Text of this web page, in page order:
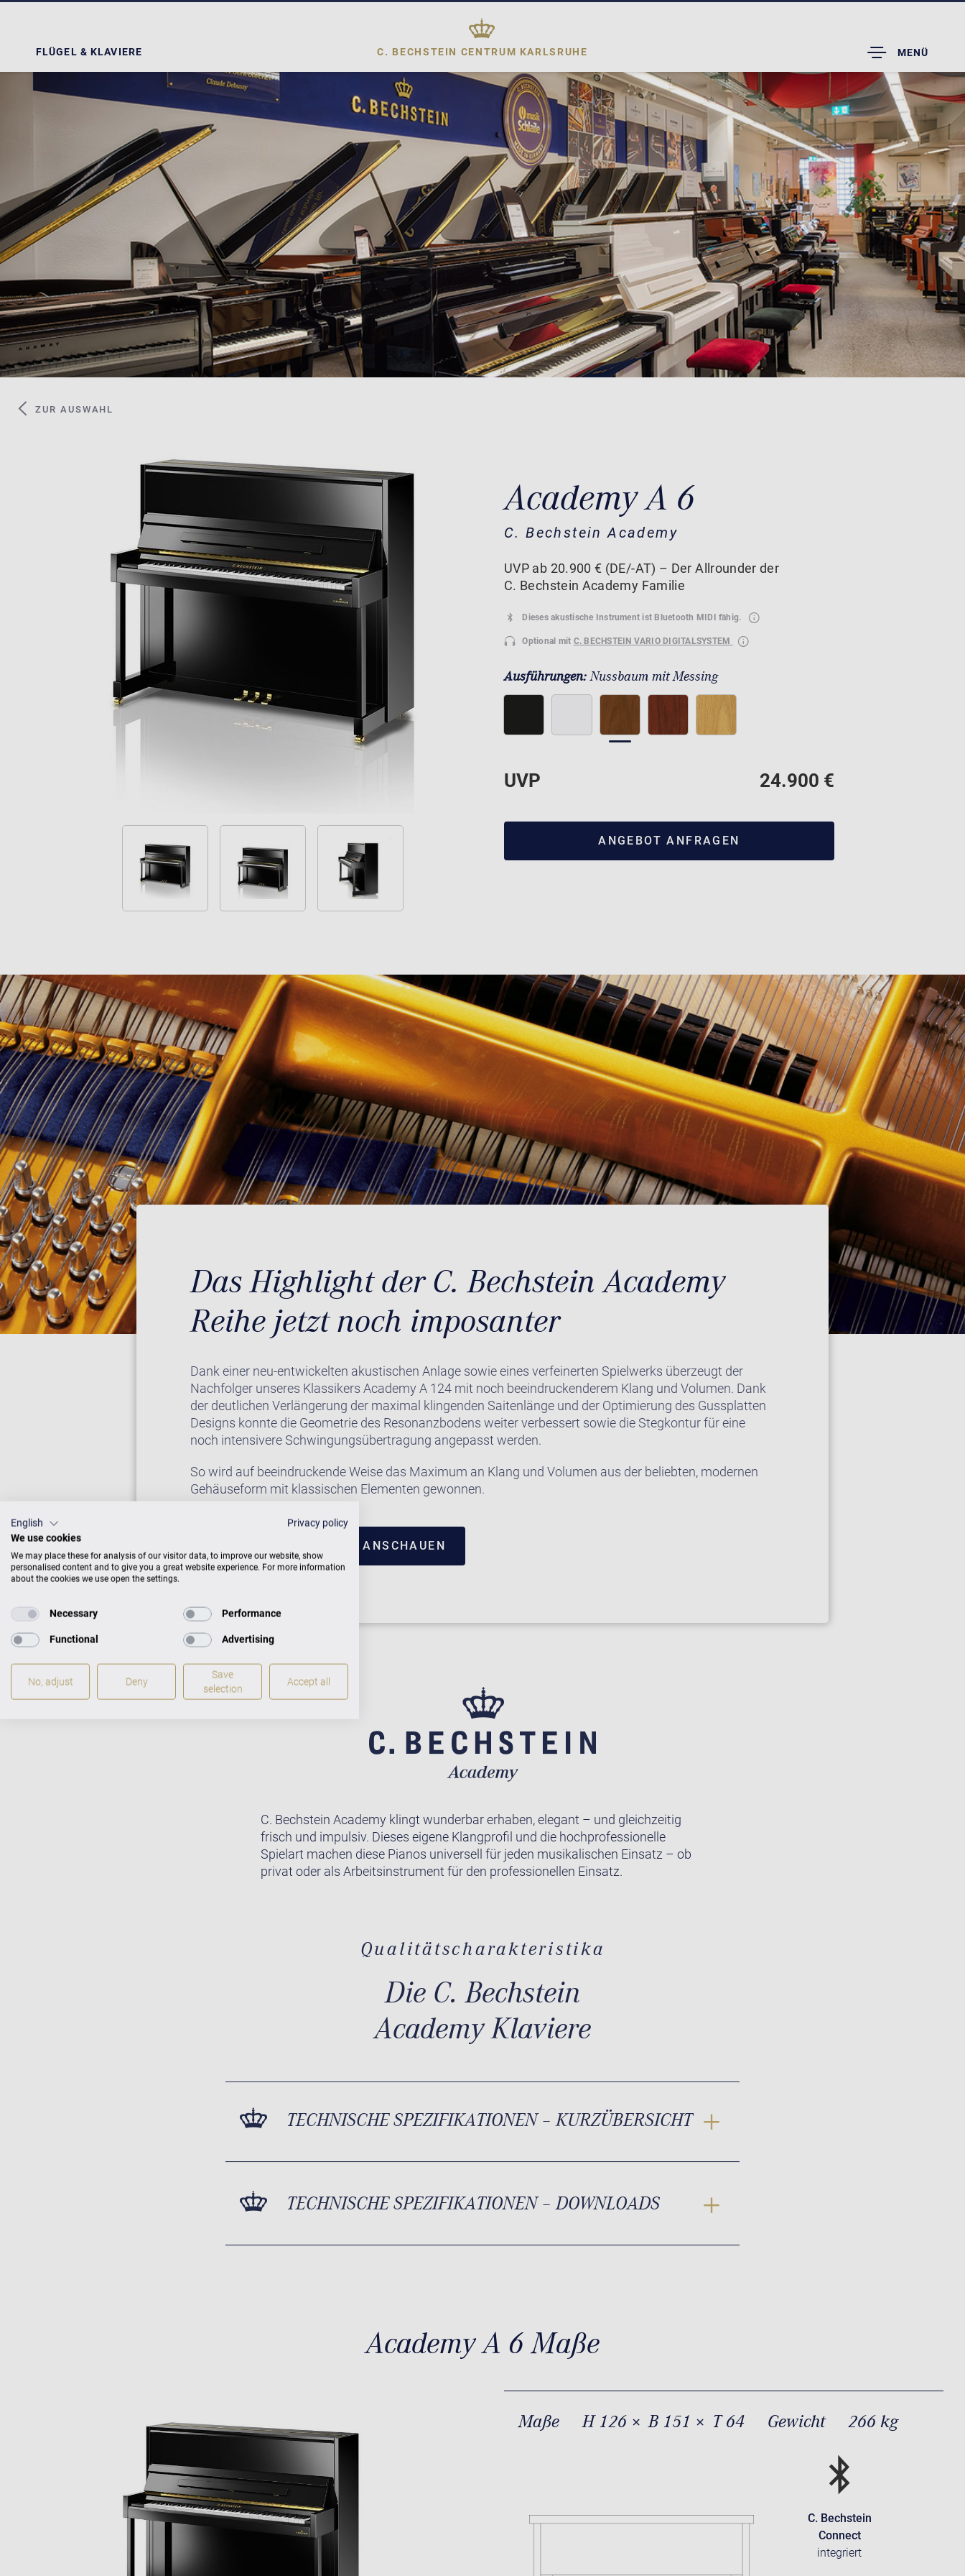
FLÜGEL & KLAVIERE C. BECHSTEIN CENTRUM KARLSRUHE
TOGGLE
DROPDOWN
MENÜ
ZUR AUSWAHL
Academy A 6
C. Bechstein Academy
UVP ab 20.900 € (DE/-AT) – Der Allrounder der
C. Bechstein Academy Familie
Dieses akustische Instrument ist Bluetooth MIDI fähig.
Optional mit C. BECHSTEIN VARIO DIGITALSYSTEM
Ausführungen:Nussbaum mit Messing
UVP 24.900 €
ANGEBOT ANFRAGEN
Das Highlight der C. Bechstein Academy
Reihe jetzt noch imposanter
Dank einer neu-entwickelten akustischen Anlage sowie eines verfeinerten Spielwerks überzeugt der
Nachfolger unseres Klassikers Academy A 124 mit noch beeindruckenderem Klang und Volumen. Dank
der deutlichen Verlängerung der maximal klingenden Saitenlänge und der Optimierung des Gussplatten
Designs konnte die Geometrie des Resonanzbodens weiter verbessert sowie die Stegkontur für eine
noch intensivere Schwingungsübertragung angepasst werden.
So wird auf beeindruckende Weise das Maximum an Klang und Volumen aus der beliebten, modernen
Gehäuseform mit klassischen Elementen gewonnen.
KLAVIER IM CENTRUM ANSCHAUEN
C. Bechstein Academy klingt wunderbar erhaben, elegant – und gleichzeitig
frisch und impulsiv. Dieses eigene Klangprofil und die hochprofessionelle
Spielart machen diese Pianos universell für jeden musikalischen Einsatz – ob
privat oder als Arbeitsinstrument für den professionellen Einsatz.
Qualitätscharakteristika
Die C. Bechstein
Academy Klaviere
TECHNISCHE SPEZIFIKATIONEN – KURZÜBERSICHT
TECHNISCHE SPEZIFIKATIONEN – DOWNLOADS
Academy A 6 Maße
Maße H 126 × B 151 × T 64 Gewicht 266 kg
C. Bechstein
Connect
integriert
English
Privacy policy
We use cookies
We may place these for analysis of our visitor data, to improve our website, show
personalised content and to give you a great website experience. For more information
about the cookies we use open the settings.
Necessary Performance
Functional Advertising
No, adjust Deny
Save
selection
Accept all